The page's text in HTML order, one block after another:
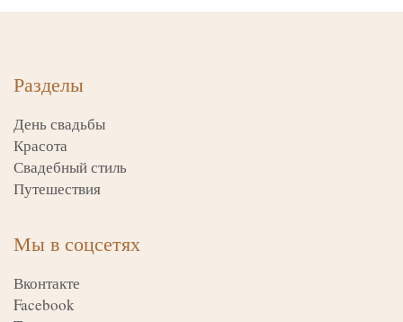
Разделы
День свадьбы
Красота
Свадебный стиль
Путешествия
Мы в соцсетях
Вконтакте
Facebook